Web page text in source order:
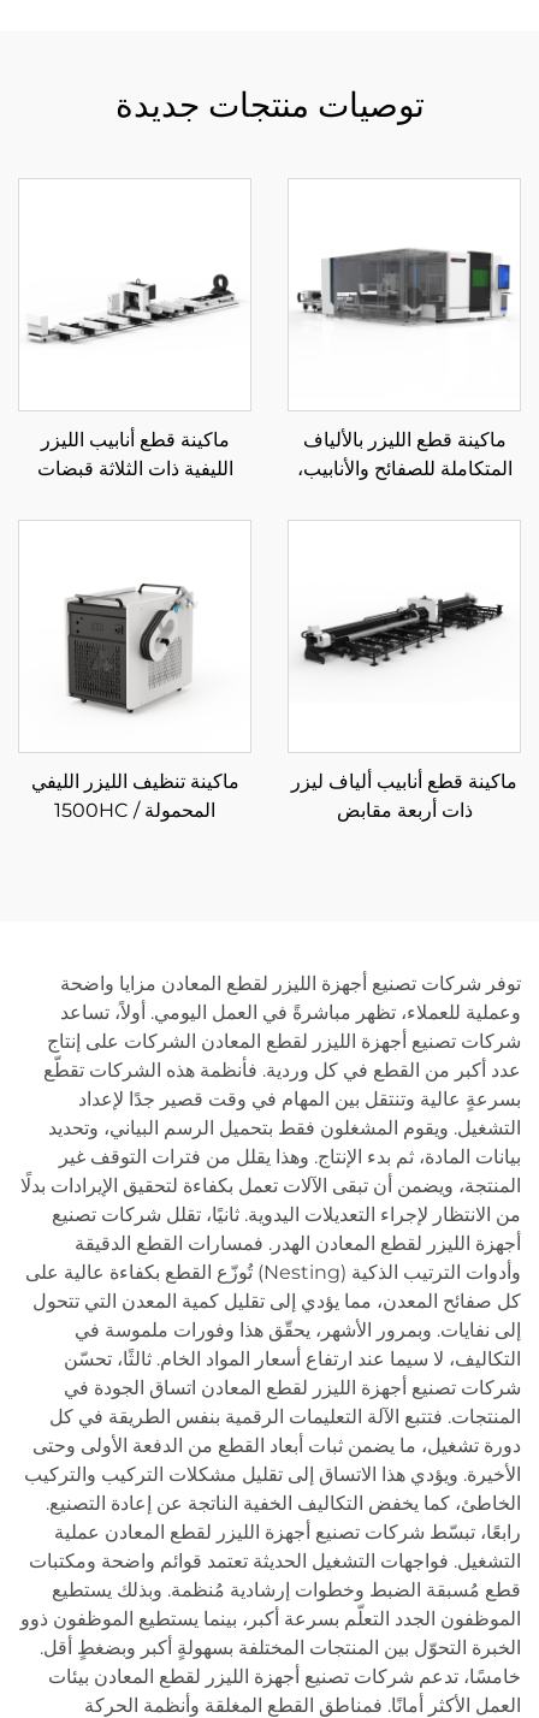
توصيات منتجات جديدة
ماكينة قطع الليزر بالألياف
المتكاملة للصفائح والأنابيب،
ماكينة قطع أنابيب الليزر
الليفية ذات الثلاثة قبضات
ماكينة قطع أنابيب ألياف ليزر
ذات أربعة مقابض
ماكينة تنظيف الليزر الليفي
المحمولة 1500HC /
توفر شركات تصنيع أجهزة الليزر لقطع المعادن مزايا واضحة
وعملية للعملاء، تظهر مباشرةً في العمل اليومي. أولاً، تساعد
شركات تصنيع أجهزة الليزر لقطع المعادن الشركات على إنتاج
عدد أكبر من القطع في كل وردية. فأنظمة هذه الشركات تقطّع
بسرعةٍ عالية وتنتقل بين المهام في وقت قصير جدًا لإعداد
التشغيل. ويقوم المشغلون فقط بتحميل الرسم البياني، وتحديد
بيانات المادة، ثم بدء الإنتاج. وهذا يقلل من فترات التوقف غير
المنتجة، ويضمن أن تبقى الآلات تعمل بكفاءة لتحقيق الإيرادات بدلًا
من الانتظار لإجراء التعديلات اليدوية. ثانيًا، تقلل شركات تصنيع
أجهزة الليزر لقطع المعادن الهدر. فمسارات القطع الدقيقة
وأدوات الترتيب الذكية (Nesting) تُوزّع القطع بكفاءة عالية على
كل صفائح المعدن، مما يؤدي إلى تقليل كمية المعدن التي تتحول
إلى نفايات. وبمرور الأشهر، يحقّق هذا وفورات ملموسة في
التكاليف، لا سيما عند ارتفاع أسعار المواد الخام. ثالثًا، تحسّن
شركات تصنيع أجهزة الليزر لقطع المعادن اتساق الجودة في
المنتجات. فتتبع الآلة التعليمات الرقمية بنفس الطريقة في كل
دورة تشغيل، ما يضمن ثبات أبعاد القطع من الدفعة الأولى وحتى
الأخيرة. ويؤدي هذا الاتساق إلى تقليل مشكلات التركيب والتركيب
الخاطئ، كما يخفض التكاليف الخفية الناتجة عن إعادة التصنيع.
رابعًا، تبسّط شركات تصنيع أجهزة الليزر لقطع المعادن عملية
التشغيل. فواجهات التشغيل الحديثة تعتمد قوائم واضحة ومكتبات
قطع مُسبقة الضبط وخطوات إرشادية مُنظمة. وبذلك يستطيع
الموظفون الجدد التعلّم بسرعة أكبر، بينما يستطيع الموظفون ذوو
الخبرة التحوّل بين المنتجات المختلفة بسهولةٍ أكبر وبضغطٍ أقل.
خامسًا، تدعم شركات تصنيع أجهزة الليزر لقطع المعادن بيئات
العمل الأكثر أمانًا. فمناطق القطع المغلقة وأنظمة الحركة